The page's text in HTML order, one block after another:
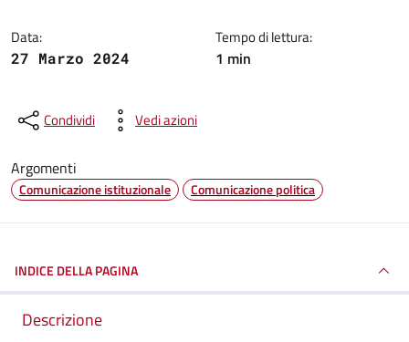
Data:
27 Marzo 2024
Tempo di lettura:
1 min
Condividi Vedi azioni
Argomenti
Comunicazione istituzionale Comunicazione politica
INDICE DELLA PAGINA
Descrizione